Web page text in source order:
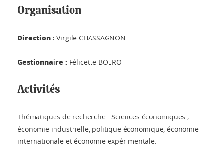
Organisation
Direction : Virgile CHASSAGNON
Gestionnaire : Félicette BOERO
Activités
Thématiques de recherche : Sciences économiques ;
économie industrielle, politique économique, économie
internationale et économie expérimentale.